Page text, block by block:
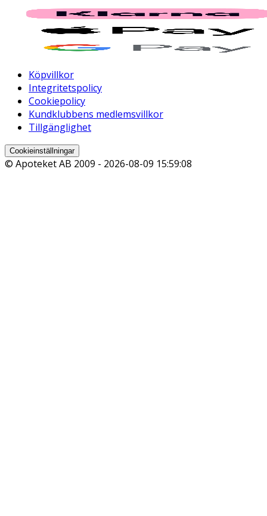
Köpvillkor
Integritetspolicy
Cookiepolicy
Kundklubbens medlemsvillkor
Tillgänglighet
Cookieinställningar
© Apoteket AB 2009 - 2026-08-09 15:59:08